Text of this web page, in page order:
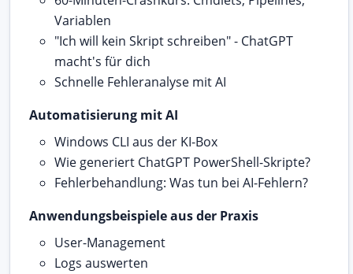
Variablen
"Ich will kein Skript schreiben" - ChatGPT
macht's für dich
Schnelle Fehleranalyse mit AI
Automatisierung mit AI
Windows CLI aus der KI-Box
Wie generiert ChatGPT PowerShell-Skripte?
Fehlerbehandlung: Was tun bei AI-Fehlern?
Anwendungsbeispiele aus der Praxis
User-Management
Logs auswerten